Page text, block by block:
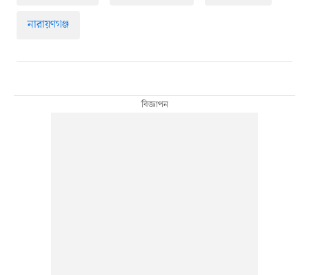
নারায়ণগঞ্জ